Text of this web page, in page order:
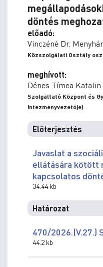
döntés
előadó:
Vinczéné Dr.
Közszolgálati Osztály
meghívott:
Dénes Tímea Katalin
Szolgáltató Központ és
intézményvezetője)
Előterjesztés
Javaslat a
ellátására kötött
kapcsolatos
34.44 kb
Határozat
470/2026.(V.27.)
44.2 kb